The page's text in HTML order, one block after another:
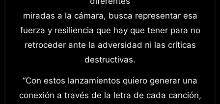
miradas a la cámara, busca representar esa
fuerza y resiliencia que hay que tener para no
retroceder ante la adversidad ni las críticas
destructivas.
“Con estos lanzamientos quiero generar una
conexión a través de la letra de cada canción,